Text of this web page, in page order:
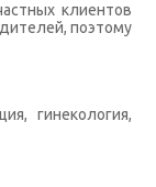
клиентов
поэтому
гинекология,